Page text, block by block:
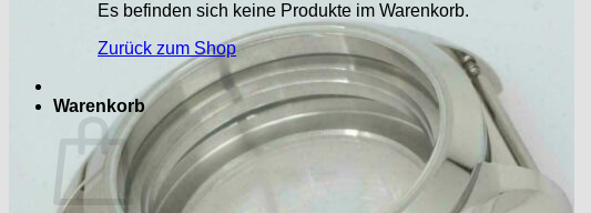
Es befinden sich keine Produkte im Warenkorb.
Zurück zum Shop
Warenkorb